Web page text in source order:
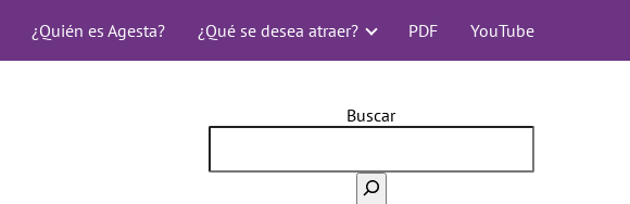
¿Quién es Agesta? ¿Qué se desea atraer? PDF YouTube
Buscar